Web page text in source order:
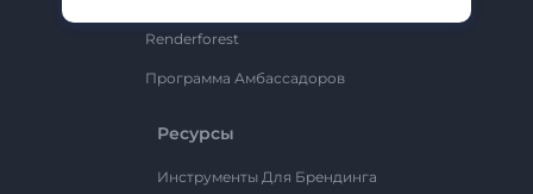
Renderforest
Программа Амбассадоров
Ресурсы
Инструменты Для Брендинга